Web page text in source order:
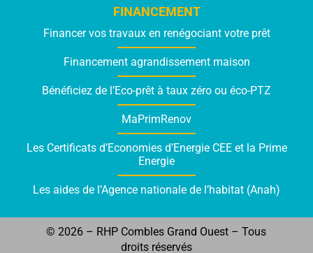
FINANCEMENT
Financer vos travaux en renégociant votre prêt
Financement agrandissement maison
Bénéficiez de l’Eco-prêt à taux zéro ou éco-PTZ
MaPrimRenov
Les Certificats d’Economies d’Energie CEE et la Prime
Energie
Les aides de l’Agence nationale de l’habitat (Anah)
© 2026 – RHP Combles Grand Ouest – Tous
droits réservés